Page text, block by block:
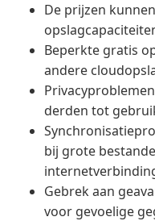
De prijzen
Beperkte gratis
andere
derden tot
bij grote
Gebrek aan
voor gevoelige